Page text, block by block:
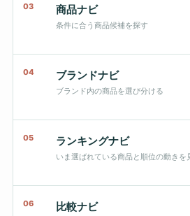
03 商品ナビ
条件に合う商品候補を探す
04 ブランドナビ
ブランド内の商品を選び分ける
05 ランキングナビ
いま選ばれている商品と順位の動きを
06 比較ナビ